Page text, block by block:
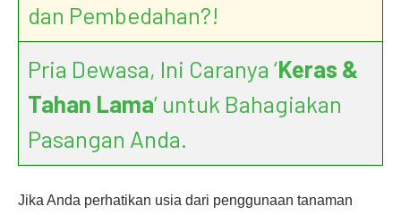
dan Pembedahan?!
Pria Dewasa, Ini Caranya ‘Keras &
Tahan Lama’ untuk Bahagiakan
Pasangan Anda.
Jika Anda perhatikan usia dari penggunaan tanaman